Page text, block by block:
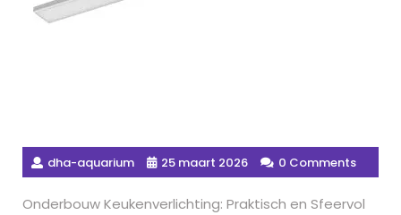
dha-aquarium 25 maart 2026 0 Comments
Onderbouw Keukenverlichting: Praktisch en Sfeervol